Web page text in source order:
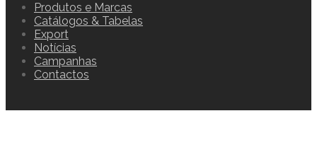
Produtos e Marcas
Catálogos & Tabelas
Export
Notícias
Campanhas
Contactos